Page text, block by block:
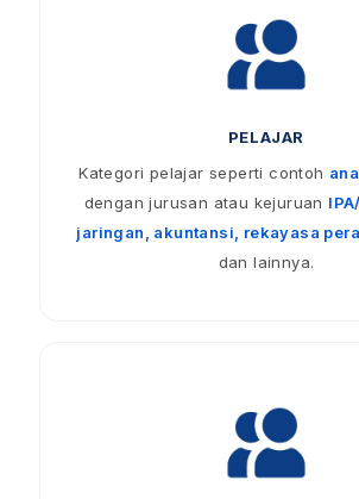
PELAJAR
Kategori pelajar seperti contoh
dengan jurusan atau kejuruan
jaringan, akuntansi, rekayasa
dan lainnya.